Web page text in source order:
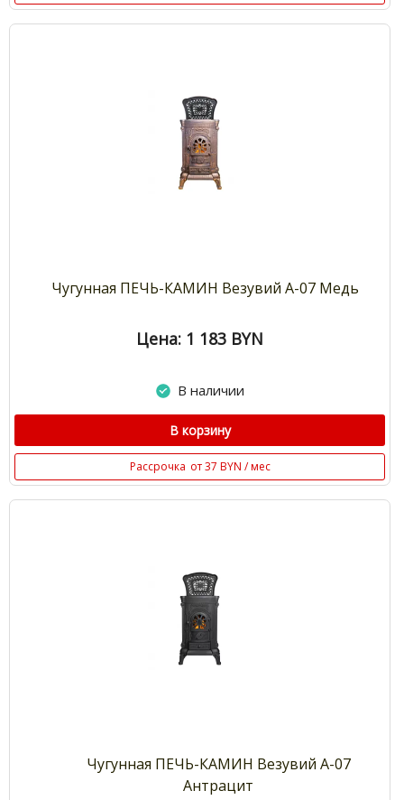
Чугунная ПЕЧЬ-КАМИН Везувий А-07 Медь
Цена: 1 183 BYN
В наличии
В корзину
Рассрочка от 37 BYN / мес
Чугунная ПЕЧЬ-КАМИН Везувий А-07
Антрацит